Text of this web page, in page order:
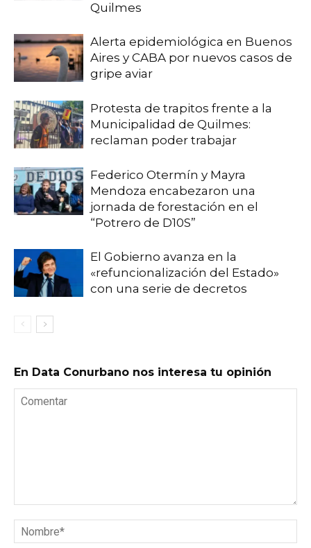
Quilmes
Alerta epidemiológica en Buenos
Aires y CABA por nuevos casos de
gripe aviar
Protesta de trapitos frente a la
Municipalidad de Quilmes:
reclaman poder trabajar
Federico Otermín y Mayra
Mendoza encabezaron una
jornada de forestación en el
“Potrero de D10S”
El Gobierno avanza en la
«refuncionalización del Estado»
con una serie de decretos
En Data Conurbano nos interesa tu opinión